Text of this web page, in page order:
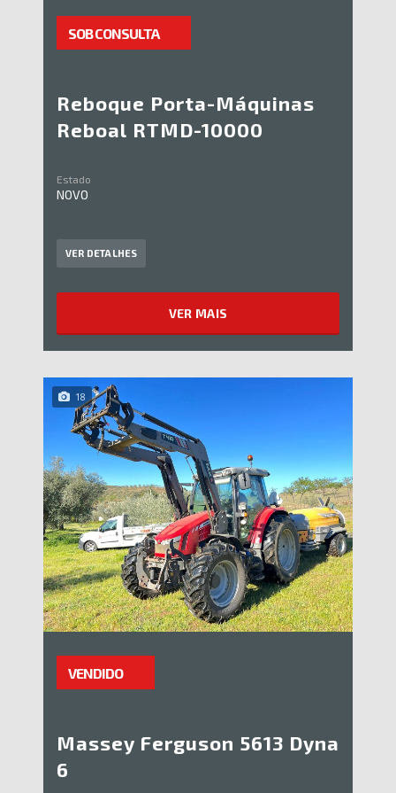
SOB CONSULTA
Reboque Porta-Máquinas
Reboal RTMD-10000
Estado
NOVO
VER DETALHES
VER MAIS
18
VENDIDO
Massey Ferguson 5613 Dyna
6